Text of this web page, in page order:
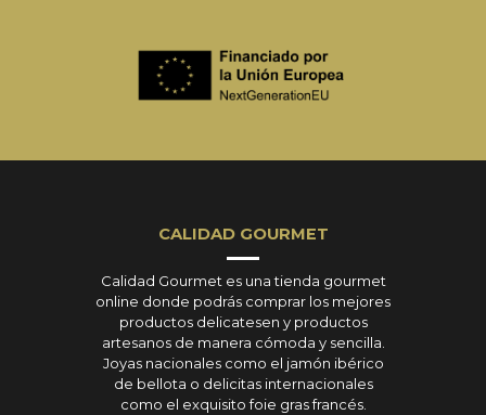
CALIDAD GOURMET
Calidad Gourmet es una tienda gourmet
online donde podrás comprar los mejores
productos delicatesen y productos
artesanos de manera cómoda y sencilla.
Joyas nacionales como el jamón ibérico
de bellota o delicitas internacionales
como el exquisito foie gras francés.